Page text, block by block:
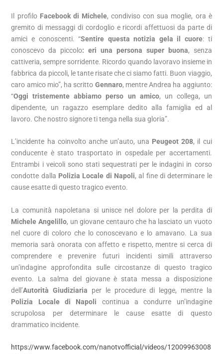
Il profilo Facebook di Michele, condiviso con sua moglie, ora è
gremito di messaggi di cordoglio e ricordi affettuosi da parte di
amici e conoscenti. “Sentire questa notizia gela il cuore: ti
conoscevo da piccolo: eri una persona super buona, senza
cattiveria, sempre sorridente. Ricordo quando lavoravo insieme in
fabbrica da piccoli, le tante risate che ci siamo fatti. Buon viaggio,
caro amico mio”, ha scritto Gennaro, mentre Andrea ha aggiunto:
“Oggi tristemente abbiamo perso un amico, un collega, un
dipendente, un ragazzo esemplare dedito alla famiglia ed al
lavoro. Che nostro signore ti tenga nella sua gloria”.
L’incidente ha coinvolto anche un’auto, una Peugeot 208, il cui
conducente è stato trasportato in ospedale per accertamenti.
Entrambi i veicoli sono stati sequestrati per le indagini in corso
condotte dalla Polizia Locale di Napoli, al fine di determinare le
cause esatte di questo tragico evento.
La comunità napoletana si unisce nel dolore per la perdita di
Michele Angelillo, un giovane centauro che ha lasciato un vuoto
nel cuore di coloro che lo conoscevano e lo amavano. La sua
memoria sarà onorata con affetto e rispetto, mentre si cerca di
comprendere e prevenire futuri incidenti simili attraverso
un’indagine approfondita sulle circostanze di questo tragico
evento. La salma del giovane è stata messa a disposizione
dell’Autorità Giudiziaria per le procedure di legge, mentre la
Polizia Locale di Napoli continua a condurre un’indagine
scrupolosa per determinare le cause esatte di questo
drammatico incidente.
https://www.facebook.com/nanotvofficial/videos/12009963008